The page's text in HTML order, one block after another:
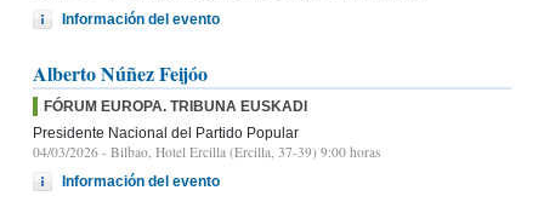
Información del evento
Alberto Núñez Feijóo
FÓRUM EUROPA. TRIBUNA EUSKADI
Presidente Nacional del Partido Popular
04/03/2026 - Bilbao, Hotel Ercilla (Ercilla, 37-39) 9:00 horas
Información del evento